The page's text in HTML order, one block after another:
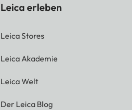
Leica erleben
Leica Stores
Leica Akademie
Leica Welt
Der Leica Blog